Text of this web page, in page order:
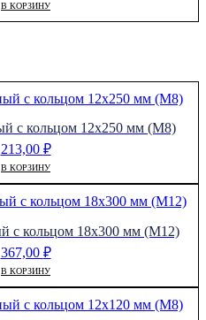
В КОРЗИНУ
с кольцом 12х250 мм (М8)
213,00 ₽
В КОРЗИНУ
с кольцом 18х300 мм (М12)
367,00 ₽
В КОРЗИНУ